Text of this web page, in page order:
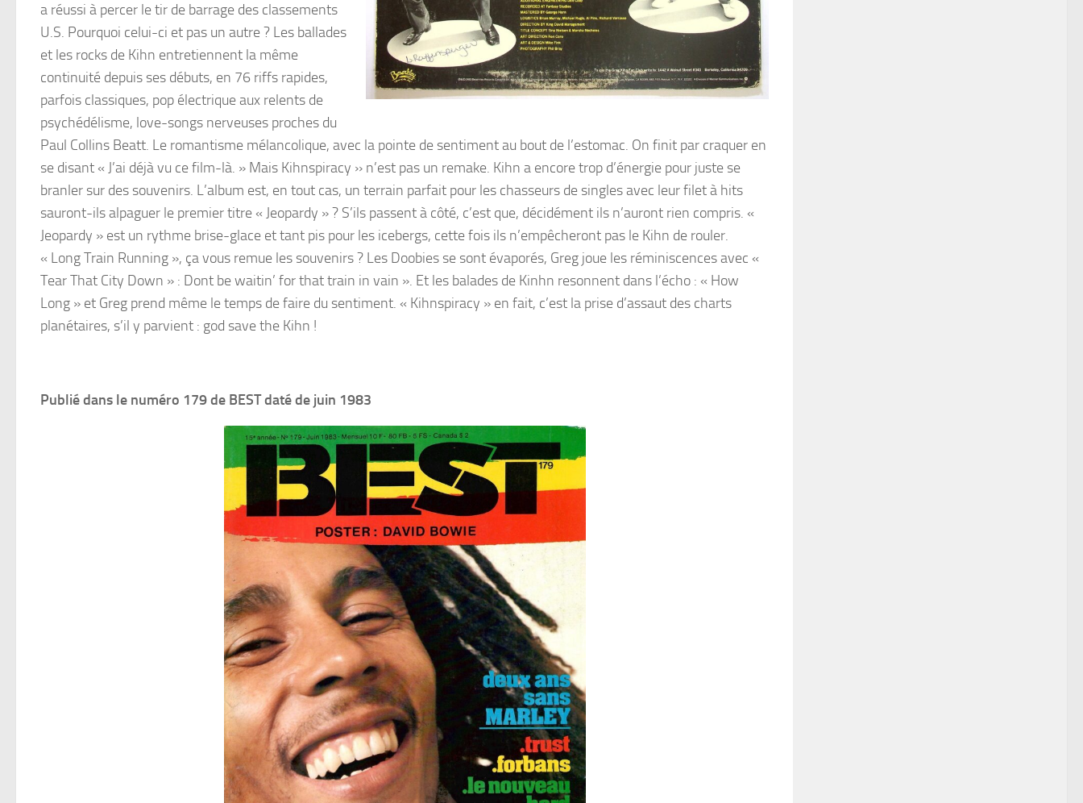
a réussi à percer le tir de barrage des classements
U.S. Pourquoi celui-ci et pas un autre ? Les ballades
et les rocks de Kihn entretiennent la même
continuité depuis ses débuts, en 76 riffs rapides,
parfois classiques, pop électrique aux relents de
psychédélisme, love-songs nerveuses proches du
Paul Collins Beatt. Le romantisme mélancolique, avec la pointe de sentiment au bout de l’estomac. On finit par craquer en
se disant « J’ai déjà vu ce film-là. » Mais Kihnspiracy ›› n’est pas un remake. Kihn a encore trop d’énergie pour juste se
branler sur des souvenirs. L’album est, en tout cas, un terrain parfait pour les chasseurs de singles avec leur filet à hits
sauront-ils alpaguer le premier titre « Jeopardy » ? S’ils passent à côté, c’est que, décidément ils n’auront rien compris. «
Jeopardy » est un rythme brise-glace et tant pis pour les icebergs, cette fois ils n’empêcheront pas le Kihn de rouler.
« Long Train Running », ça vous remue les souvenirs ? Les Doobies se sont évaporés, Greg joue les réminiscences avec «
Tear That City Down » : Dont be waitin’ for that train in vain ». Et les balades de Kinhn resonnent dans l’écho : « How
Long » et Greg prend même le temps de faire du sentiment. « Kihnspiracy » en fait, c’est la prise d’assaut des charts
planétaires, s’il y parvient : god save the Kihn !
Publié dans le numéro 179 de BEST daté de juin 1983